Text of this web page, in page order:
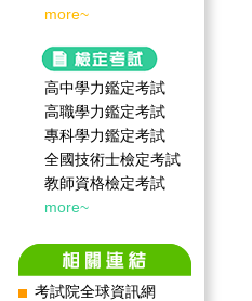
more~
高中學力鑑定考試
高職學力鑑定考試
專科學力鑑定考試
全國技術士檢定考試
教師資格檢定考試
more~
考試院全球資訊網